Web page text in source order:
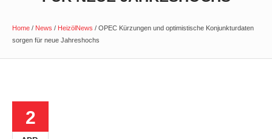
Home / News / HeizölNews / OPEC Kürzungen und optimistische Konjunkturdaten
sorgen für neue Jahreshochs
2